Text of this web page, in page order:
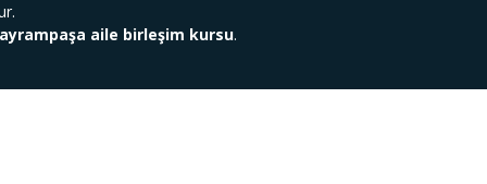
aile birleşim kursu.